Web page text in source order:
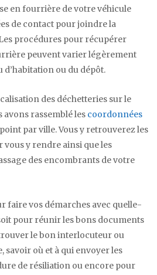
en fourrière de votre véhicule
de contact pour joindre la
procédures pour récupérer
peuvent varier légèrement
ou du dépôt.
des déchetteries sur le
rassemblé les coordonnées
par ville. Vous y retrouverez les
y rendre ainsi que les
des encombrants de votre
faire vos démarches avec quelle-
pour réunir les bons documents
le bon interlocuteur ou
savoir où et à qui envoyer les
de résiliation ou encore pour